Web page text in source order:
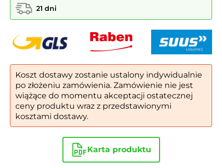
SK11
poj.
40l
21 dni
Koszt dostawy zostanie ustalony indywidualnie
po złożeniu zamówienia. Zamówienie nie jest
wiążące do momentu akceptacji ostatecznej
ceny produktu wraz z przedstawionymi
kosztami dostawy.
Karta produktu